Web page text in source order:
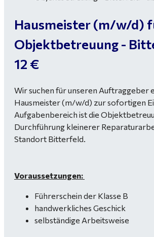
Hausmeister (m/w/d)
Objektbetreuung -
12 €
Wir suchen für unseren Auftraggeber
Hausmeister (m/w/d) zur sofortigen
Aufgabenbereich ist die
Durchführung kleinerer
Standort Bitterfeld.
Voraussetzungen:
Führerschein der Klasse B
handwerkliches Geschick
selbständige Arbeitsweise